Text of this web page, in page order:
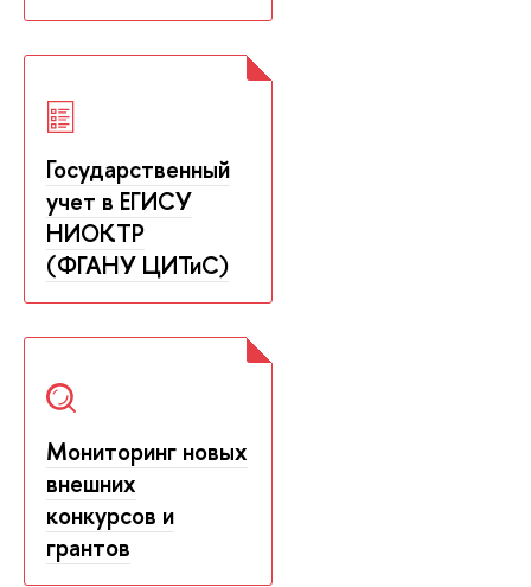
Государственный
учет в ЕГИСУ
НИОКТР
(ФГАНУ ЦИТиС)
Мониторинг новых
внешних
конкурсов и
грантов